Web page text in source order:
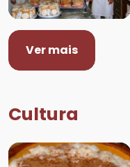
Ver mais
Cultura